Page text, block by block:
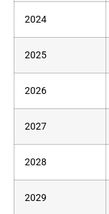
2024
2025
2026
2027
2028
2029